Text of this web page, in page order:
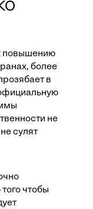
повышению
более
в
не
сулят
чтобы